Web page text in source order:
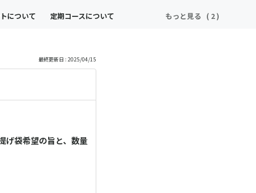
について 定期コースについて もっと見る
最終更新日 : 2025/04/15
げ袋希望の旨と、数量